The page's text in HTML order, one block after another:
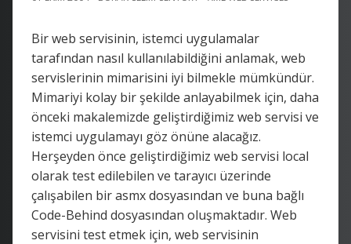
Bir web servisinin, istemci uygulamalar
tarafından nasıl kullanılabildiğini anlamak, web
servislerinin mimarisini iyi bilmekle mümkündür.
Mimariyi kolay bir şekilde anlayabilmek için, daha
önceki makalemizde geliştirdiğimiz web servisi ve
istemci uygulamayı göz önüne alacağız.
Herşeyden önce geliştirdiğimiz web servisi local
olarak test edilebilen ve tarayıcı üzerinde
çalışabilen bir asmx dosyasından ve buna bağlı
Code-Behind dosyasından oluşmaktadır. Web
servisini test etmek için, web servisinin